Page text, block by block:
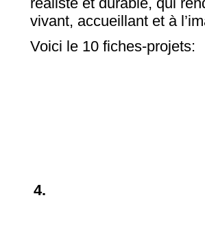
vivant, accueillant et à
Voici le 10 fiches-projets:
4.